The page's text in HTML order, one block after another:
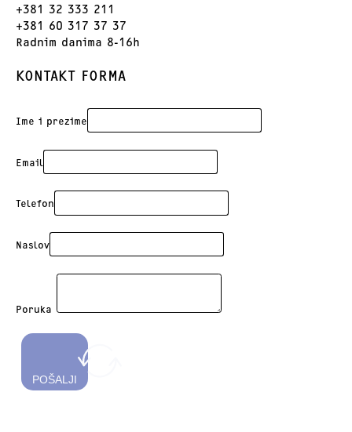
+381 32 333 211
+381 60 317 37 37
Radnim danima 8-16h
KONTAKT FORMA
Ime i prezime
Email
Telefon
Naslov
Poruka
POŠALJI